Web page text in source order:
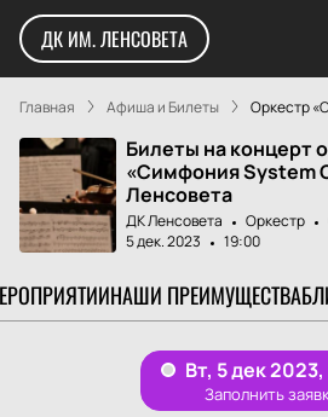
ДК ИМ. ЛЕНСОВЕТА
Главная Афиша и Билеты Оркестр
Билеты на концерт
«Симфония System
Ленсовета
ДК Ленсовета Оркестр
5 дек. 2023
19:00
НАШИ ПРЕИМУЩЕСТВА